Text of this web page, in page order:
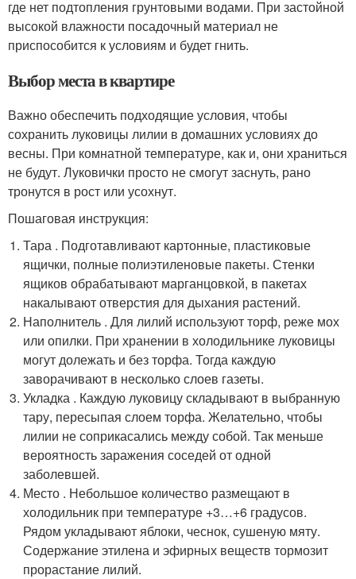
где нет подтопления грунтовыми водами. При застойной
высокой влажности посадочный материал не
приспособится к условиям и будет гнить.
Выбор места в квартире
Важно обеспечить подходящие условия, чтобы
сохранить луковицы лилии в домашних условиях до
весны. При комнатной температуре, как и, они храниться
не будут. Луковички просто не смогут заснуть, рано
тронутся в рост или усохнут.
Пошаговая инструкция:
Тара . Подготавливают картонные, пластиковые
ящички, полные полиэтиленовые пакеты. Стенки
ящиков обрабатывают марганцовкой, в пакетах
накалывают отверстия для дыхания растений.
Наполнитель . Для лилий используют торф, реже мох
или опилки. При хранении в холодильнике луковицы
могут долежать и без торфа. Тогда каждую
заворачивают в несколько слоев газеты.
Укладка . Каждую луковицу складывают в выбранную
тару, пересыпая слоем торфа. Желательно, чтобы
лилии не соприкасались между собой. Так меньше
вероятность заражения соседей от одной
заболевшей.
Место . Небольшое количество размещают в
холодильник при температуре +3…+6 градусов.
Рядом укладывают яблоки, чеснок, сушеную мяту.
Содержание этилена и эфирных веществ тормозит
прорастание лилий.